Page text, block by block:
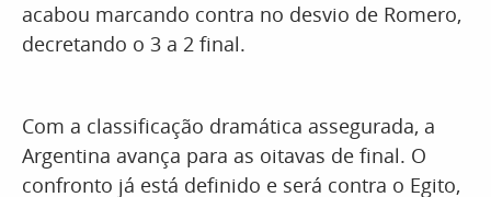
acabou marcando contra no desvio de Romero,
decretando o 3 a 2 final.
Com a classificação dramática assegurada, a
Argentina avança para as oitavas de final. O
confronto já está definido e será contra o Egito,